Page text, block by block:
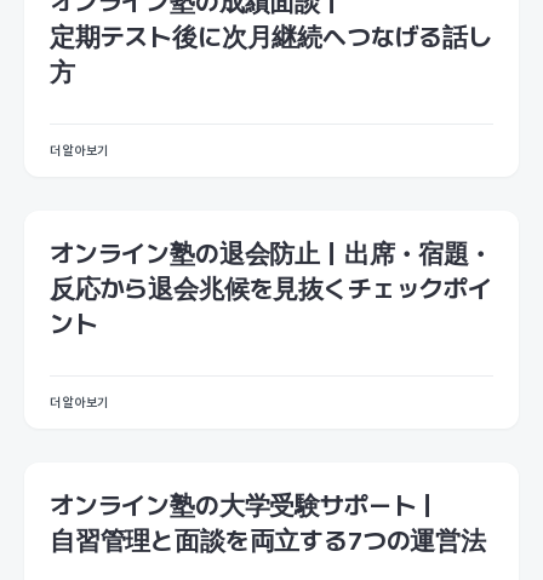
定期テスト後に次月継続へつなげる話し
方
더 알아보기
オンライン塾の退会防止｜出席・宿題・
反応から退会兆候を見抜くチェックポイ
ント
더 알아보기
オンライン塾の大学受験サポート｜
自習管理と面談を両立する7つの運営法